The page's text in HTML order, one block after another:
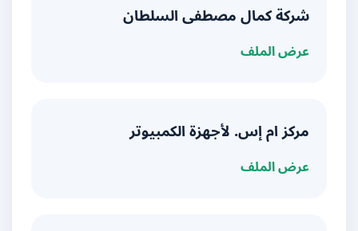
شركة كمال مصطفى السلطان
عرض الملف
مركز ام إس. لأجهزة الكمبيوتر
عرض الملف